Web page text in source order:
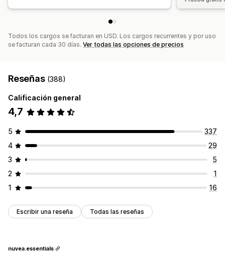
Todos los cargos se facturan en USD. Los cargos recurrentes y por uso
se facturan cada 30 días. Ver todas las opciones de precios
Reseñas (388)
Calificación general
4,7
5
337
4
29
3
5
2
1
1
16
Escribir una reseña Todas las reseñas
nuvea.essentials